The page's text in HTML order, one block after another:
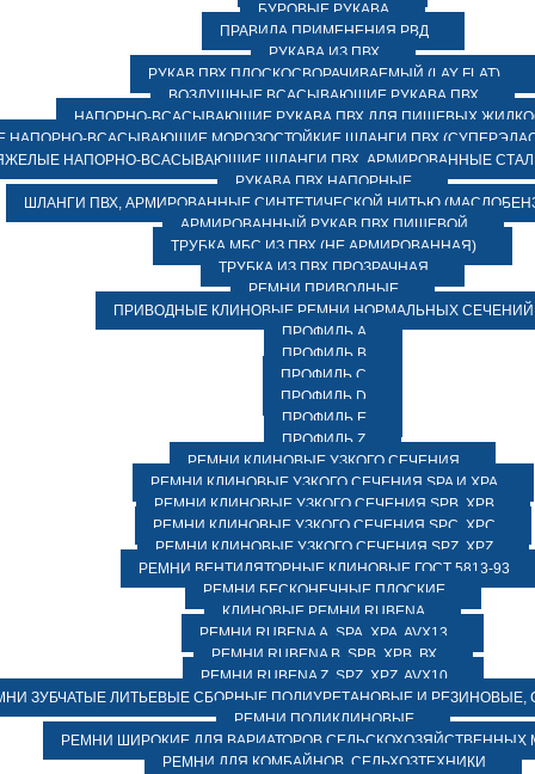
БУРОВЫЕ РУКАВА
ПРАВИЛА ПРИМЕНЕНИЯ РВД
РУКАВА ИЗ ПВХ
РУКАВ ПВХ ПЛОСКОСВОРАЧИВАЕМЫЙ (LAY FLAT)
ВОЗДУШНЫЕ ВСАСЫВАЮЩИЕ РУКАВА ПВХ
НАПОРНО-ВСАСЫВАЮЩИЕ РУКАВА ПВХ ДЛЯ ПИЩЕВЫХ
НАПОРНО-ВСАСЫВАЮЩИЕ МОРОЗОСТОЙКИЕ ШЛАНГИ ПВХ
НАПОРНО-ВСАСЫВАЮЩИЕ ШЛАНГИ ПВХ, АРМИРОВАННЫЕ
РУКАВА ПВХ НАПОРНЫЕ
ШЛАНГИ ПВХ, АРМИРОВАННЫЕ СИНТЕТИЧЕСКОЙ НИТЬЮ
АРМИРОВАННЫЙ РУКАВ ПВХ ПИЩЕВОЙ
ТРУБКА МБС ИЗ ПВХ (НЕ АРМИРОВАННАЯ)
ТРУБКА ИЗ ПВХ ПРОЗРАЧНАЯ
РЕМНИ ПРИВОДНЫЕ
ПРИВОДНЫЕ КЛИНОВЫЕ РЕМНИ НОРМАЛЬНЫХ СЕЧЕНИЙ
ПРОФИЛЬ A
ПРОФИЛЬ B
ПРОФИЛЬ C
ПРОФИЛЬ D
ПРОФИЛЬ E
ПРОФИЛЬ Z
РЕМНИ КЛИНОВЫЕ УЗКОГО СЕЧЕНИЯ
РЕМНИ КЛИНОВЫЕ УЗКОГО СЕЧЕНИЯ SPA И XPA
РЕМНИ КЛИНОВЫЕ УЗКОГО СЕЧЕНИЯ SPB, XPB
РЕМНИ КЛИНОВЫЕ УЗКОГО СЕЧЕНИЯ SPC, XPC
РЕМНИ КЛИНОВЫЕ УЗКОГО СЕЧЕНИЯ SPZ, XPZ
РЕМНИ ВЕНТИЛЯТОРНЫЕ КЛИНОВЫЕ ГОСТ 5813-93
РЕМНИ БЕСКОНЕЧНЫЕ ПЛОСКИЕ
КЛИНОВЫЕ РЕМНИ RUBENA
РЕМНИ RUBENA А, SPA, XPA, AVX13
РЕМНИ RUBENA В, SPВ, ХPВ, ВХ
РЕМНИ RUBENA Z, SPZ, XPZ, AVX10
ЗУБЧАТЫЕ ЛИТЬЕВЫЕ СБОРНЫЕ ПОЛИУРЕТАНОВЫЕ И РЕЗИНОВЫЕ,
РЕМНИ ПОЛИКЛИНОВЫЕ
РЕМНИ ШИРОКИЕ ДЛЯ ВАРИАТОРОВ СЕЛЬСКОХОЗЯЙСТВЕННЫХ
РЕМНИ ДЛЯ КОМБАЙНОВ, СЕЛЬХОЗТЕХНИКИ